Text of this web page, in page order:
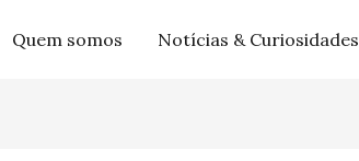
Quem somos Notícias & Curiosidades